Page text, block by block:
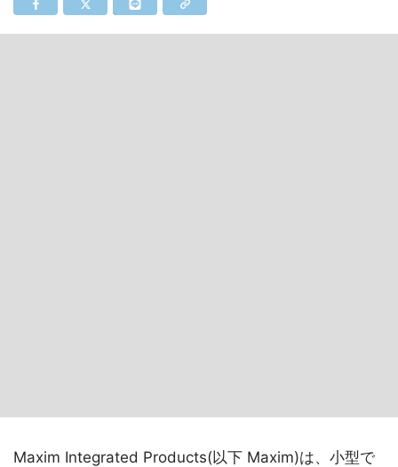
Maxim Integrated Products(以下 Maxim)は、小型で